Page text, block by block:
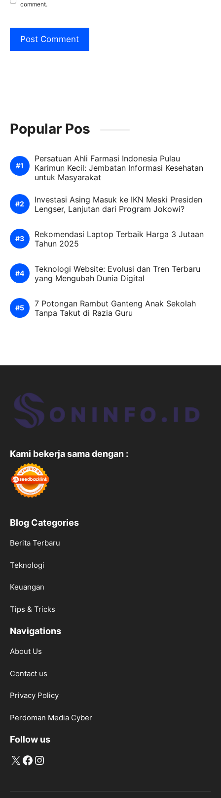
comment.
Popular Pos
Persatuan Ahli Farmasi Indonesia Pulau
Karimun Kecil: Jembatan Informasi Kesehatan
untuk Masyarakat
Investasi Asing Masuk ke IKN Meski Presiden
Lengser, Lanjutan dari Program Jokowi?
Rekomendasi Laptop Terbaik Harga 3 Jutaan
Tahun 2025
Teknologi Website: Evolusi dan Tren Terbaru
yang Mengubah Dunia Digital
7 Potongan Rambut Ganteng Anak Sekolah
Tanpa Takut di Razia Guru
Kami bekerja sama dengan :
Blog Categories
Berita Terbaru
Teknologi
Keuangan
Tips & Tricks
Navigations
About Us
Contact us
Privacy Policy
Perdoman Media Cyber
Follow us
X Facebook
Instagram